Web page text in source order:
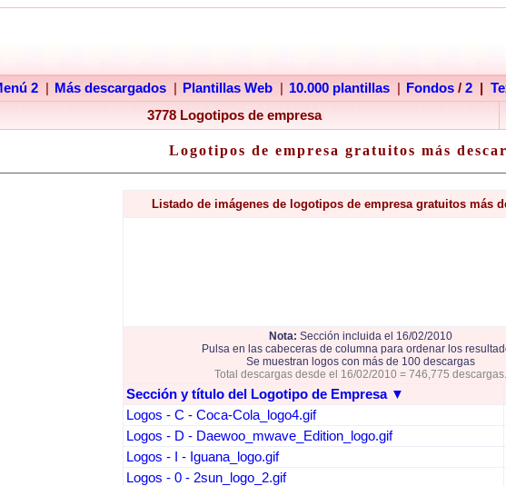
2 Más descargados Plantillas Web 10.000 plantillas Fondos / 2
3778 Logotipos de empresa
Logotipos de empresa gratuitos más
Listado de imágenes de logotipos de empresa gratuitos más
Nota: Sección incluida el 16/02/2010
Pulsa en las cabeceras de columna para ordenar los
Se muestran logos con más de 100 descargas
Total descargas desde el 16/02/2010 = 746,775 descargas.
Sección y título del Logotipo de Empresa ▼
Logos - C - Coca-Cola_logo4.gif
Logos - D - Daewoo_mwave_Edition_logo.gif
Logos - I - Iguana_logo.gif
Logos - 0 - 2sun_logo_2.gif